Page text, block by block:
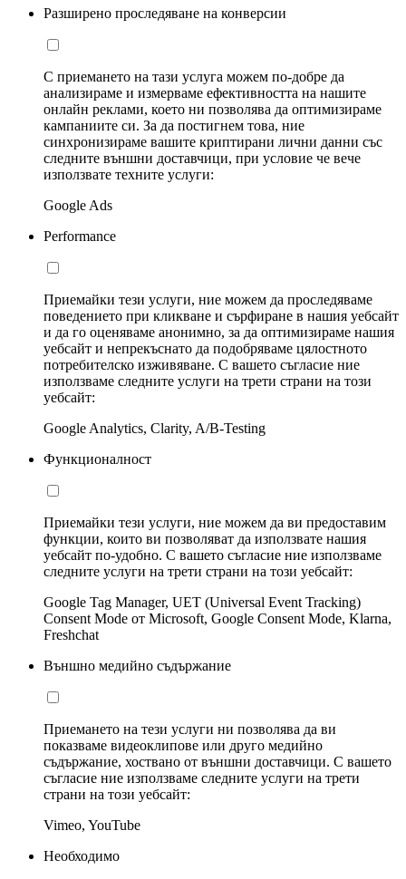
Разширено проследяване на конверсии
С приемането на тази услуга можем по-добре да
анализираме и измерваме ефективността на нашите
онлайн реклами, което ни позволява да оптимизираме
кампаниите си. За да постигнем това, ние
синхронизираме вашите криптирани лични данни със
следните външни доставчици, при условие че вече
използвате техните услуги:
Google Ads
Performance
Приемайки тези услуги, ние можем да проследяваме
поведението при кликване и сърфиране в нашия уебсайт
и да го оценяваме анонимно, за да оптимизираме нашия
уебсайт и непрекъснато да подобряваме цялостното
потребителско изживяване. С вашето съгласие ние
използваме следните услуги на трети страни на този
уебсайт:
Google Analytics, Clarity, A/B-Testing
Функционалност
Приемайки тези услуги, ние можем да ви предоставим
функции, които ви позволяват да използвате нашия
уебсайт по-удобно. С вашето съгласие ние използваме
следните услуги на трети страни на този уебсайт:
Google Tag Manager, UET (Universal Event Tracking)
Consent Mode от Microsoft, Google Consent Mode, Klarna,
Freshchat
Външно медийно съдържание
Приемането на тези услуги ни позволява да ви
показваме видеоклипове или друго медийно
съдържание, хоствано от външни доставчици. С вашето
съгласие ние използваме следните услуги на трети
страни на този уебсайт:
Vimeo, YouTube
Необходимо